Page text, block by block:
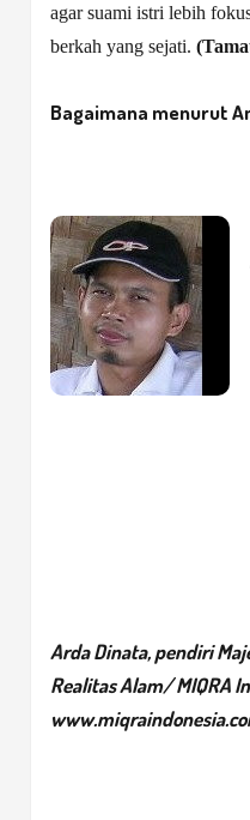
agar suami istri lebih
berkah yang sejati.
Bagaimana menurut
Arda Dinata, pendiri
Realitas Alam/ MIQRA